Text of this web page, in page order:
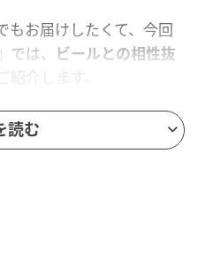
もお届けしたくて、今回
は、
ビールとの相性抜
紹介します。
佐町の「かつお祭り」で
皿がヒント。現地で味わ
読む